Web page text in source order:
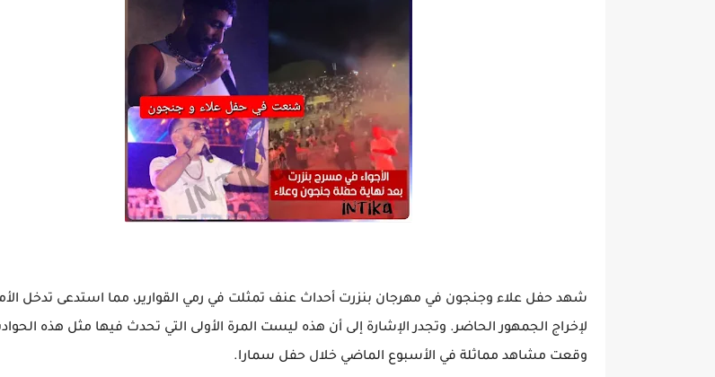
شهد حفل علاء وجنجون في مهرجان بنزرت أحداث عنف تمثلت في رمي القوارير، مما استدعى تدخل
لإخراج الجمهور الحاضر. وتجدر الإشارة إلى أن هذه ليست المرة الأولى التي تحدث فيها مثل هذه
وقعت مشاهد مماثلة في الأسبوع الماضي خلال حفل سمارا.